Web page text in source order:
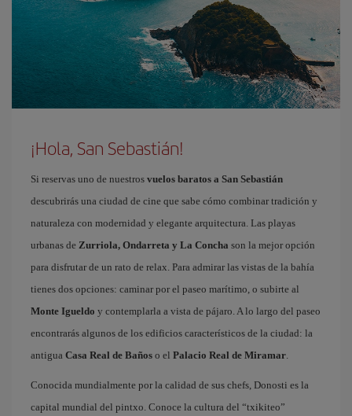
¡Hola, San Sebastián!
Si reservas uno de nuestros vuelos baratos a San Sebastián
descubrirás una ciudad de cine que sabe cómo combinar tradición y
naturaleza con modernidad y elegante arquitectura. Las playas
urbanas de Zurriola, Ondarreta y La Concha son la mejor opción
para disfrutar de un rato de relax. Para admirar las vistas de la bahía
tienes dos opciones: caminar por el paseo marítimo, o subirte al
Monte Igueldo y contemplarla a vista de pájaro. A lo largo del paseo
encontrarás algunos de los edificios característicos de la ciudad: la
antigua Casa Real de Baños o el Palacio Real de Miramar.
Conocida mundialmente por la calidad de sus chefs, Donosti es la
capital mundial del pintxo. Conoce la cultura del “txikiteo”